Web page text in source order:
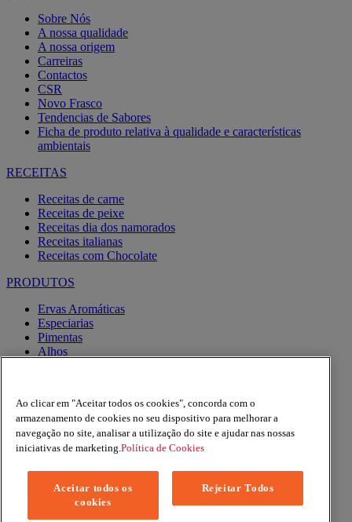
Sobre Nós
A nossa qualidade
A nossa origem
Carreiras
Contactos
CSR
Novo Frasco
Tendencias de Sabores
Ficha de produto relativa à qualidade e características
ambientais
RECEITAS
Receitas de carne
Receitas de peixe
Receitas dia dos namorados
Receitas italianas
Receitas com Chocolate
PRODUTOS
Ervas Aromáticas
Especiarias
Pimentas
Alhos
Express
Facebook
YouTube
Copyright © 2026 Margao (McCormick & Company, Inc). All
Rights Reserved
Ao clicar em "Aceitar todos os cookies", concorda com o
armazenamento de cookies no seu dispositivo para melhorar a
navegação no site, analisar a utilização do site e ajudar nas nossas
iniciativas de marketing. Política de Cookies
Aceitar todos os
cookies
Rejeitar Todos